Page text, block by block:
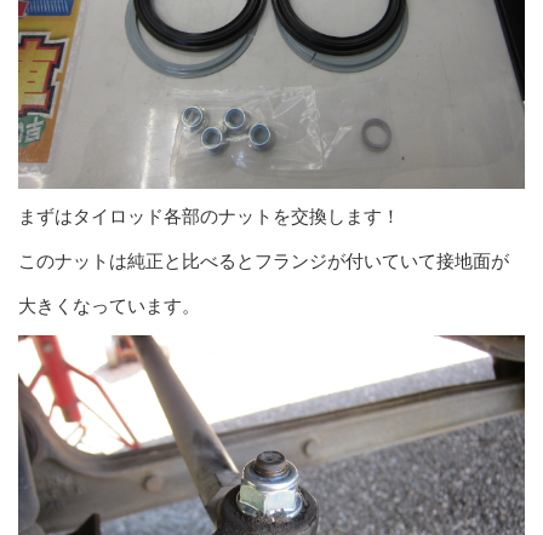
まずはタイロッド各部のナットを交換します！
このナットは純正と比べるとフランジが付いていて接地面が
大きくなっています。